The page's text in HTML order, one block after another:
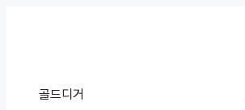
골드디거